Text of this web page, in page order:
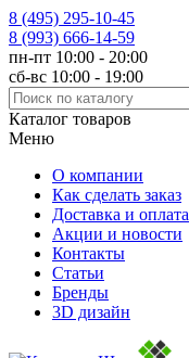
8 (495) 295-10-45
8 (993) 666-14-59
пн-пт 10:00 - 20:00
сб-вс 10:00 - 19:00
Каталог товаров
Меню
О компании
Как сделать заказ
Доставка и оплата
Акции и новости
Контакты
Статьи
Бренды
3D дизайн